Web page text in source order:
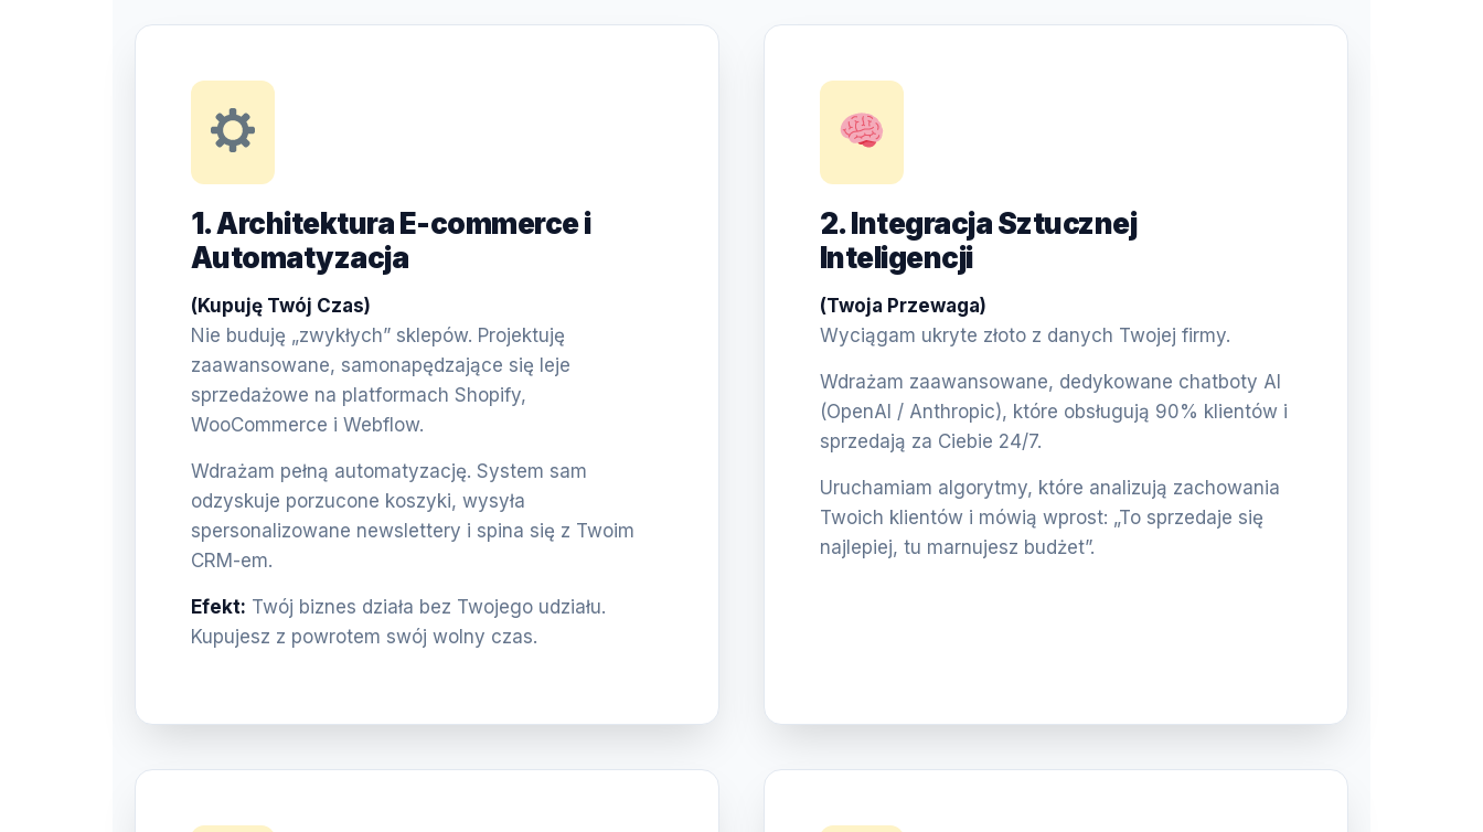
1. Architektura E-commerce i
Automatyzacja
(Kupuję Twój Czas)
Nie buduję „zwykłych” sklepów. Projektuję
zaawansowane, samonapędzające się leje
sprzedażowe na platformach Shopify,
WooCommerce i Webflow.
Wdrażam pełną automatyzację. System sam
odzyskuje porzucone koszyki, wysyła
spersonalizowane newslettery i spina się z Twoim
CRM-em.
Efekt: Twój biznes działa bez Twojego udziału.
Kupujesz z powrotem swój wolny czas.
2. Integracja Sztucznej
Inteligencji
(Twoja Przewaga)
Wyciągam ukryte złoto z danych Twojej firmy.
Wdrażam zaawansowane, dedykowane chatboty AI
(OpenAI / Anthropic), które obsługują 90% klientów i
sprzedają za Ciebie 24/7.
Uruchamiam algorytmy, które analizują zachowania
Twoich klientów i mówią wprost: „To sprzedaje się
najlepiej, tu marnujesz budżet”.